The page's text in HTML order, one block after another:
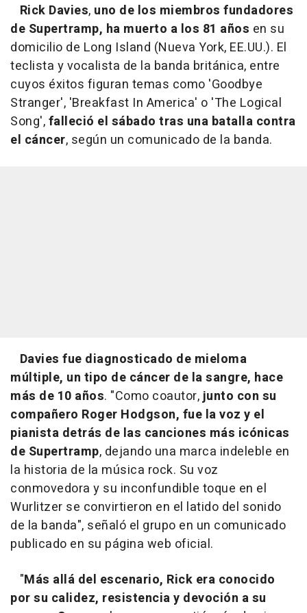
Rick Davies, uno de los miembros fundadores
de Supertramp, ha muerto a los 81 años en su
domicilio de Long Island (Nueva York, EE.UU.). El
teclista y vocalista de la banda británica, entre
cuyos éxitos figuran temas como 'Goodbye
Stranger', 'Breakfast In America' o 'The Logical
Song',falleció el sábado tras una batalla contra
el cáncer, según un comunicado de la banda.
Davies fue diagnosticado de mieloma
múltiple, un tipo de cáncer de la sangre, hace
más de 10 años. "Como coautor,junto con su
compañero Roger Hodgson, fue la voz y el
pianista detrás de las canciones más icónicas
de Supertramp, dejando una marca indeleble en
la historia de la música rock. Su voz
conmovedora y su inconfundible toque en el
Wurlitzer se convirtieron en el latido del sonido
de la banda", señaló el grupo en un comunicado
publicado en su página web oficial.
"Más allá del escenario, Rick era conocido
por su calidez, resistencia y devoción a su